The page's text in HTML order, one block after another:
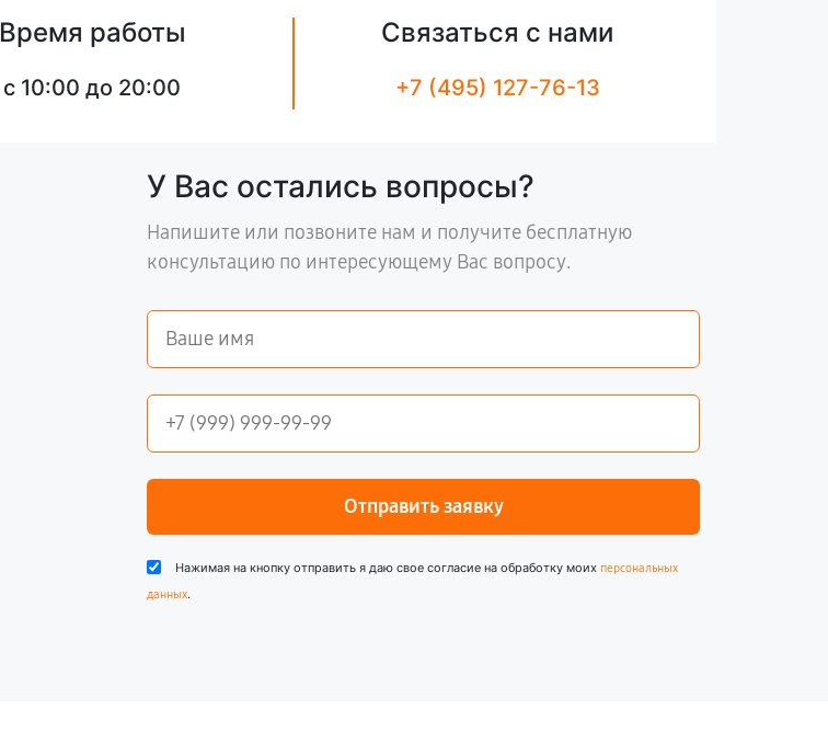
Время работы
с 10:00 до 20:00
Связаться с нами
+7 (495) 127-76-13
У Вас остались вопросы?
Напишите или позвоните нам и получите бесплатную
консультацию по интересующему Вас вопросу.
Отправить заявку
Нажимая на кнопку отправить я даю свое согласие на обработку моих персональных
данных.